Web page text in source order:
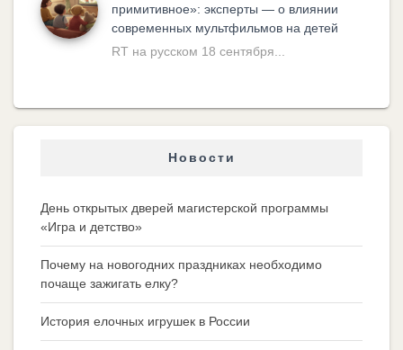
примитивное»: эксперты — о влиянии
современных мультфильмов на детей
RT на русском 18 сентября...
Новости
День открытых дверей магистерской программы
«Игра и детство»
Почему на новогодних праздниках необходимо
почаще зажигать елку?
История елочных игрушек в России